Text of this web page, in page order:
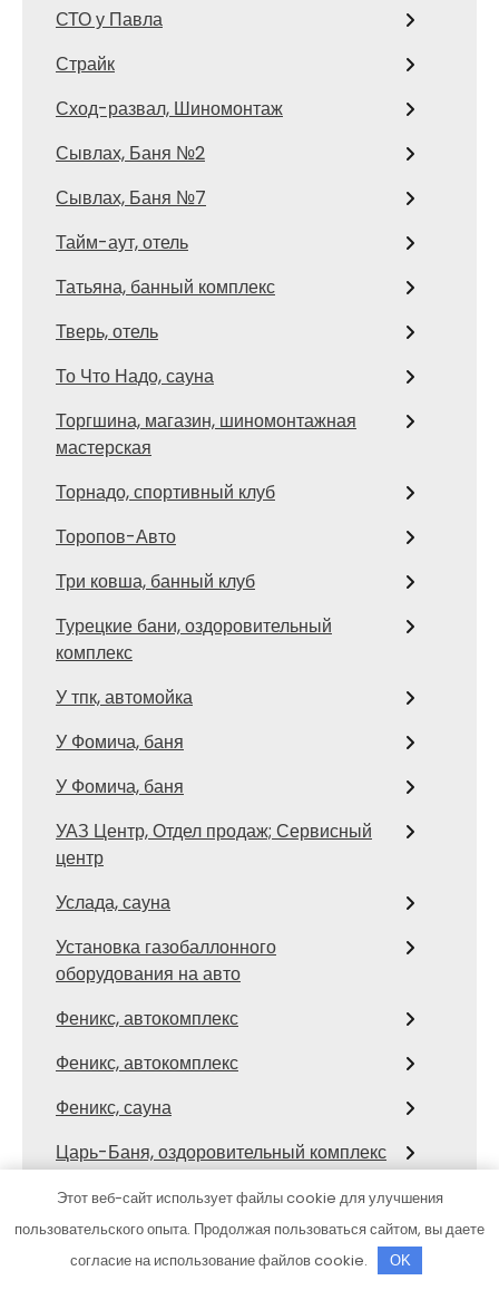
СТО у Павла
Страйк
Сход-развал, Шиномонтаж
Сывлах, Баня №2
Сывлах, Баня №7
Тайм-аут, отель
Татьяна, банный комплекс
Тверь, отель
То Что Надо, сауна
Торгшина, магазин, шиномонтажная
мастерская
Торнадо, спортивный клуб
Торопов-Авто
Три ковша, банный клуб
Турецкие бани, оздоровительный
комплекс
У тпк, автомойка
У Фомича, баня
У Фомича, баня
УАЗ Центр, Отдел продаж; Сервисный
центр
Услада, сауна
Установка газобаллонного
оборудования на авто
Феникс, автокомплекс
Феникс, автокомплекс
Феникс, сауна
Царь-Баня, оздоровительный комплекс
Центр автомоечных услуг, Центр
автомоечных услуг
Центр автомоечных услуг, Центр
Этот веб-сайт использует файлы cookie для улучшения
пользовательского опыта. Продолжая пользоваться сайтом, вы даете
согласие на использование файлов cookie.
OK